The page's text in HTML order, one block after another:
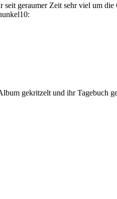
seit geraumer Zeit sehr viel um die
gekritzelt und ihr Tagebuch